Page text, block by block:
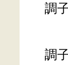
調
調